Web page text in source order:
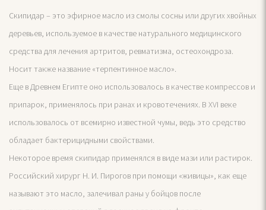
Скипидар – это эфирное масло из смолы сосны или других хвойных
деревьев, используемое в качестве натурального медицинского
средства для лечения артритов, ревматизма, остеохондроза.
Носит также название «терпентинное масло».
Еще в Древнем Египте оно использовалось в качестве компрессов и
припарок, применялось при ранах и кровотечениях. В XVI веке
использовалось от всемирно известной чумы, ведь это средство
обладает бактерицидными свойствами.
Некоторое время скипидар применялся в виде мази или растирок.
Российский хирург Н. И. Пирогов при помощи «живицы», как еще
называют это масло, залечивал раны у бойцов после